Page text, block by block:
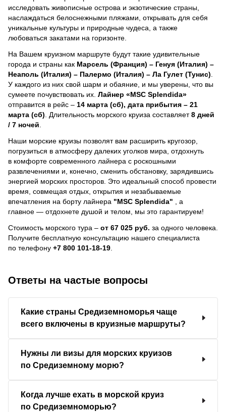
исследовать живописные острова и экзотические страны,
наслаждаться белоснежными пляжами, открывать для себя
уникальные культуры и природные чудеса, а также
любоваться закатами на горизонте.
На Вашем круизном маршруте будут такие удивительные
города и страны как Марсель (Франция) – Генуя (Италия) –
Неаполь (Италия) – Палермо (Италия) – Ла Гулет (Тунис)
У каждого из них свой шарм и обаяние, и мы уверены, что вы
сумеете почувствовать их. Лайнер «MSC Splendida»
отправится в рейс – 14 марта (сб), дата прибытия – 21
марта (сб) . Длительность морского круиза составляет8 дней
/ 7 ночей
Наши морские круизы позволят вам расширить кругозор,
погрузиться в атмосферу далеких уголков мира, отдохнуть
в комфорте современного лайнера с роскошными
развлечениями и, конечно, сменить обстановку, зарядившись
энергией морских просторов. Это идеальный способ провести
время, совмещая отдых, открытия и незабываемые
впечатления на борту лайнера "MSC Splendida"
, a
главное — отдохнете душой и телом, мы это гарантируем!
Стоимость морского тура – от 67 025 руб. за одного человека.
Получите бесплатную консультацию нашего специалиста
по телефону +7 800 101-18-19
Ответы на частые вопросы
Какие страны Средиземноморья чаще
всего включены в круизные маршруты?
Нужны ли визы для морских круизов
по Средиземному морю?
Когда лучше ехать в морской круиз
по Средиземноморью?